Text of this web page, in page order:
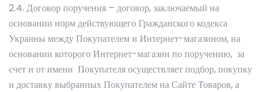
2.4. Договор поручения – договор, заключаемый на
основании норм действующего Гражданского кодекса
Украины между Покупателем и Интернет-магазином, на
основании которого Интернет-магазин по поручению, за
счет и от имени Покупателя осуществляет подбор, покупку
и доставку выбранных Покупателем на Сайте Товаров, а